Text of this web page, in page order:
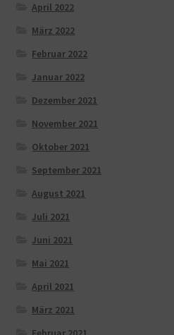
April 2022
März 2022
Februar 2022
Januar 2022
Dezember 2021
November 2021
Oktober 2021
September 2021
August 2021
Juli 2021
Juni 2021
Mai 2021
April 2021
März 2021